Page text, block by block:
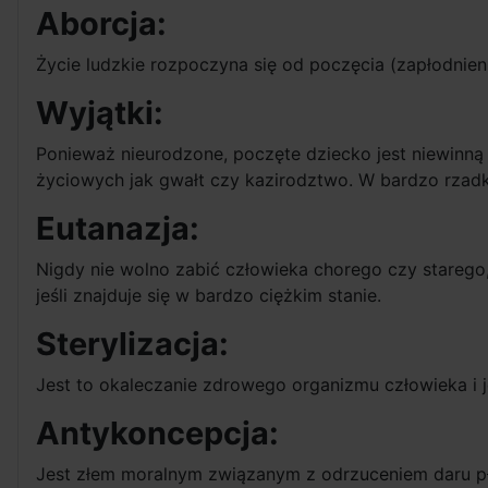
Aborcja:
Życie ludzkie rozpoczyna się od poczęcia
Wyjątki:
Ponieważ nieurodzone, poczęte dziecko jest
życiowych jak gwałt czy kazirodztwo. W bardzo
Eutanazja:
Nigdy nie wolno zabić człowieka chorego czy
jeśli znajduje się w bardzo ciężkim stanie.
Sterylizacja:
Jest to okaleczanie zdrowego organizmu człowieka
Antykoncepcja:
Jest złem moralnym związanym z odrzuceniem daru